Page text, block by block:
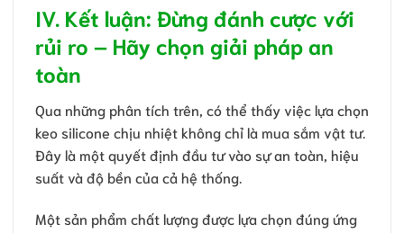
IV. Kết luận: Đừng đánh cược với
rủi ro – Hãy chọn giải pháp an
toàn
Qua những phân tích trên, có thể thấy việc lựa chọn
keo silicone chịu nhiệt không chỉ là mua sắm vật tư.
Đây là một quyết định đầu tư vào sự an toàn, hiệu
suất và độ bền của cả hệ thống.
Một sản phẩm chất lượng được lựa chọn đúng ứng